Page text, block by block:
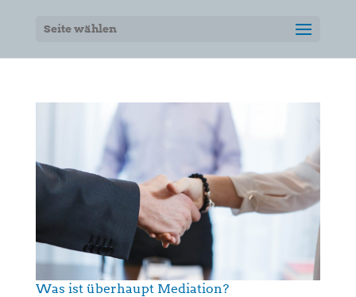
Seite wählen
Was ist überhaupt Mediation?